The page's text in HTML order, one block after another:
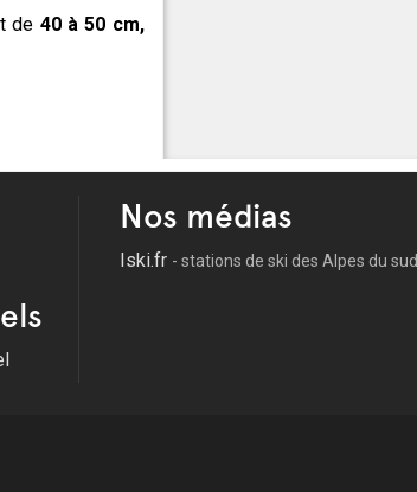
de 40 à 50 cm,
Nos médias
Iski.fr - stations de ski des Alpes du sud